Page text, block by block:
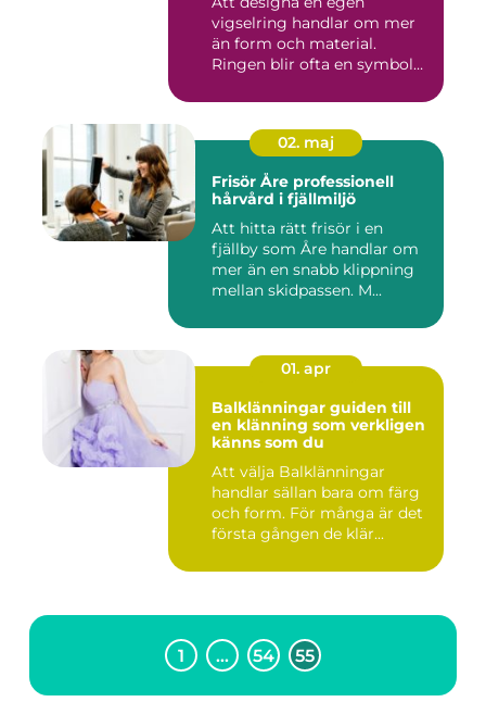
vigselring handlar om mer
än form och material.
Ringen blir ofta en symbol
02. maj
Frisör Åre professionell
hårvård i fjällmiljö
Att hitta rätt frisör i en
fjällby som Åre handlar om
mer än en snabb klippning
mellan skidpassen. M...
01. apr
Balklänningar guiden till
en klänning som verkligen
känns som du
Att välja Balklänningar
handlar sällan bara om färg
och form. För många är det
första gången de klär...
1 … 54 55